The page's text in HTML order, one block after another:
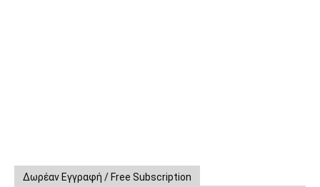
Δωρέαν Εγγραφή / Free Subscription